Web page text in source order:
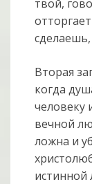
твой,
Вторая
когда
человеку
вечной
ложна и
истинной